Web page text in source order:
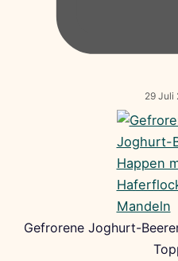
29 Juli
Gefrorene Joghurt-